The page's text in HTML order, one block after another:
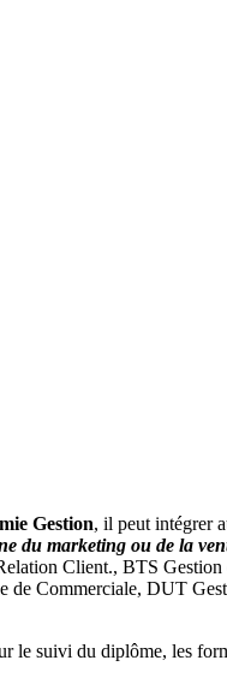
Gestion, il peut intégrer
du marketing ou de la
Client., BTS
Commerciale, DUT
le suivi du diplôme, les